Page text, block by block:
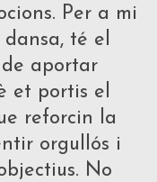
Per a mi
té el
aportar
et portis el
reforcin la
orgullós i
No